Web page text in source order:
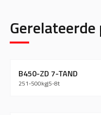
B450-ZD 7-TAND
251-500kg|5-8t